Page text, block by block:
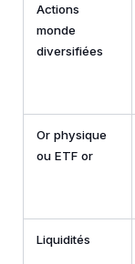
Actions
monde
diversifiées
Or physique
ou ETF or
Liquidités